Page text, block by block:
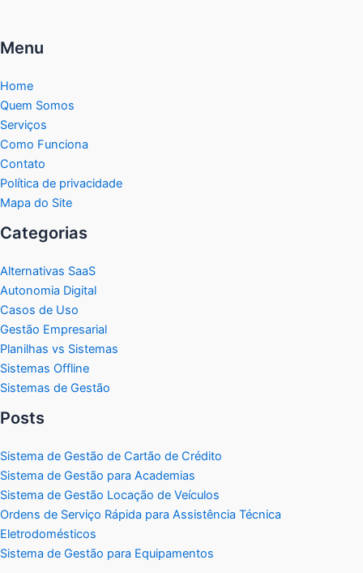
Menu
Home
Quem Somos
Serviços
Como Funciona
Contato
Política de privacidade
Mapa do Site
Categorias
Alternativas SaaS
Autonomia Digital
Casos de Uso
Gestão Empresarial
Planilhas vs Sistemas
Sistemas Offline
Sistemas de Gestão
Posts
Sistema de Gestão de Cartão de Crédito
Sistema de Gestão para Academias
Sistema de Gestão Locação de Veículos
Ordens de Serviço Rápida para Assistência Técnica
Eletrodomésticos
Sistema de Gestão para Equipamentos